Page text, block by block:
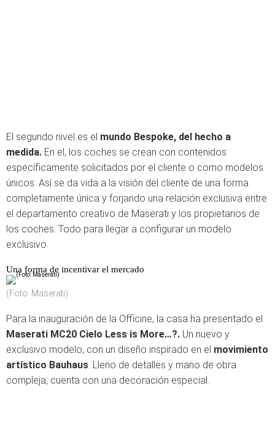
El segundo nivel es el mundo Bespoke, del hecho a
medida. En el, los coches se crean con contenidos
específicamente solicitados por el cliente o como modelos
únicos. Así se da vida a la visión del cliente de una forma
completamente única y forjando una relación exclusiva entre
el departamento creativo de Maserati y los propietarios de
los coches. Todo para llegar a configurar un modelo
exclusivo.
Una forma de incentivar el mercado
(Foto: Maserati)
Para la inauguración de la Officine, la casa ha presentado el
Maserati MC20 Cielo Less is More…?. Un nuevo y
exclusivo modelo, con un diseño inspirado en el movimiento
artístico Bauhaus. Lleno de detalles y mano de obra
compleja, cuenta con una decoración especial.